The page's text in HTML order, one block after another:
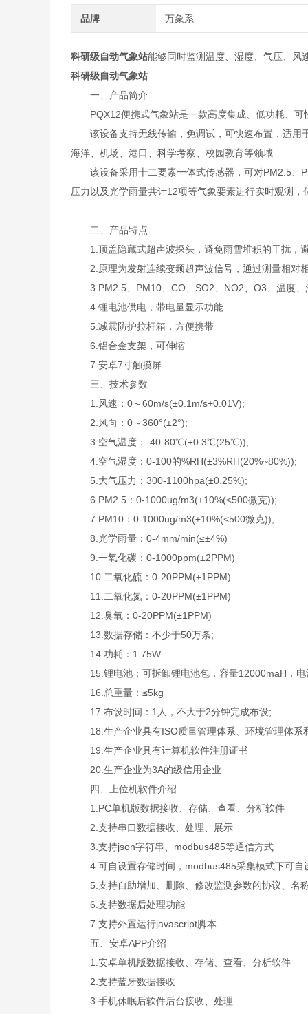
品牌 万象系
科研级自动气象站能够同时监测温度、湿度、气压、风
科研级自动气象站
一、产品简介
PQX12便携式气象站是一款高度集成、低功耗、可
该设备支持无线传输，免调试，可快速布置，适用
海洋、机场、港口、科学考察、校园教育等领域
该设备采用十二要素一体式传感器，可对PM2.5、
压力以及光学雨量共计12项等气象要素进行实时观测
二、产品特点
1.顶盖隐藏式超声波探头，避免雨雪堆积的干扰，
2.原理为发射连续变频超声波信号，通过测量相对
3.PM2.5、PM10、CO、SO2、NO2、O3、温度、
4.锂电池供电，带电量显示功能
5.减震防护拉杆箱，方便携带
6.铝合金支架，可伸缩
7.安卓7寸触摸屏
三、技术参数
1.风速：0～60m/s(±0.1m/s+0.01V);
2.风向：0～360°(±2°);
3.空气温度：-40-80℃(±0.3℃(25℃));
4.空气湿度：0-100的%RH(±3%RH(20%~80%));
5.大气压力：300-1100hpa(±0.25%);
6.PM2.5：0-1000ug/m3(±10%(<500微克));
7.PM10：0-1000ug/m3(±10%(<500微克));
8.光学雨量：0-4mm/min(≤±4%)
9.一氧化碳：0-1000ppm(±2PPM)
10.二氧化硫：0-20PPM(±1PPM)
11.二氧化氮：0-20PPM(±1PPM)
12.臭氧：0-20PPM(±1PPM)
13.数据存储：不少于50万条;
14.功耗：1.75W
15.锂电池：可拆卸锂电池包，容量12000maH，电
16.总重量：≤5kg
17.布设时间：1人，不大于2分钟完成布设;
18.生产企业具有ISO质量管理体系、环境管理体系
19.生产企业具有计算机软件注册证书
20.生产企业为3A的级信用企业
四、上位机软件介绍
1.PC单机版数据接收、存储、查看、分析软件
2.支持串口数据接收、处理、展示
3.支持json字符串、modbus485等通信方式
4.可自设置存储时间，modbus485采集模式下可自
5.支持自助增加、删除、修改监测参数的协议、名
6.支持数据后处理功能
7.支持外置运行javascript脚本
五、安卓APP介绍
1.安卓单机版数据接收、存储、查看、分析软件
2.支持蓝牙数据接收
3.手机休眠后软件后台接收、处理